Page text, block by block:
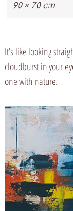
90 × 70 cm
It’s like looking
cloudburst in your
one with nature.